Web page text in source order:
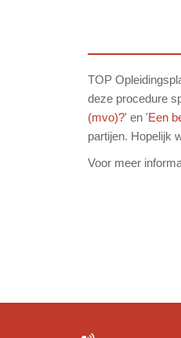
TOP
deze procedure
(mvo)?' en 'Een
partijen. Hopelijk
Voor meer